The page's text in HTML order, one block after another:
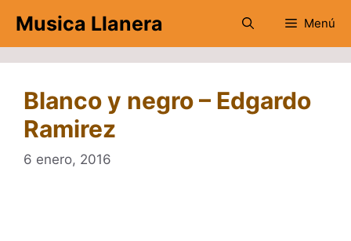
contenido
Musica Llanera Menú
Blanco y negro – Edgardo
Ramirez
6 enero, 2016